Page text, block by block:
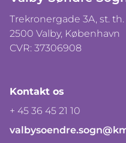
Trekronergade 3A, st. th.
2500 Valby, København
CVR: 37306908
Kontakt os
+ 45 36 45 21 10